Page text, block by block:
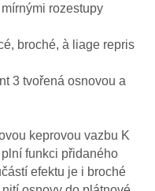
rozestupy
broché, à liage repris
3 tvořená osnovou a
keprovou vazbu K
funkci přidaného
efektu je i broché